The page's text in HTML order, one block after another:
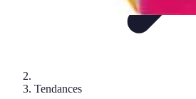
Tendances